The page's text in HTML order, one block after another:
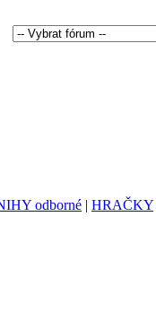
odborné | HRAČKY